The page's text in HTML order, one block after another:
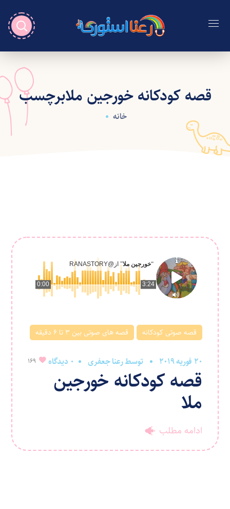
قصه کودکانه خورجین ملابرچسب
خانه
0:00 3:24
“خورجین ملا” از @RANASTORY
قصه صوتی کودکانه قصه های صوتی بین ۳ تا ۶ دقیقه
20 فوریه 2019 توسطرعنا جعفری 0 دیدگاه 169
قصه کودکانه خورجین
ملا
ادامه مطلب